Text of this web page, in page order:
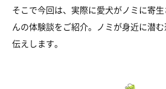
そこで今回は、実際に愛犬がノミに寄
んの体験談をご紹介。ノミが身近に潜
伝えします。